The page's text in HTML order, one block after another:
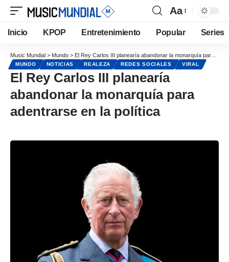
Aa
Inicio KPOP Entretenimiento Popular Series
Music Mundial > Mundo > El Rey Carlos III planearía abandonar la monarquía para adentrarse en la política
MUNDO NOTICIAS REALEZA REDES SOCIALES VIRAL
El Rey Carlos III planearía
abandonar la monarquía para
adentrarse en la política